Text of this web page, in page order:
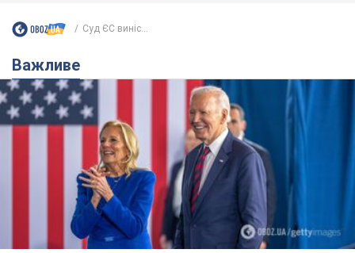
Суд ЄС виніс...
Важливе